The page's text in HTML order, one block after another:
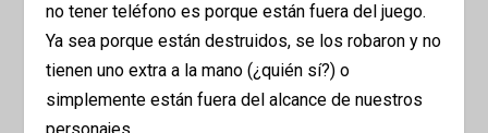
no tener teléfono es porque están fuera del juego.
Ya sea porque están destruidos, se los robaron y no
tienen uno extra a la mano (¿quién sí?) o
simplemente están fuera del alcance de nuestros